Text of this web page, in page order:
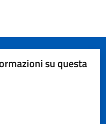
su questa